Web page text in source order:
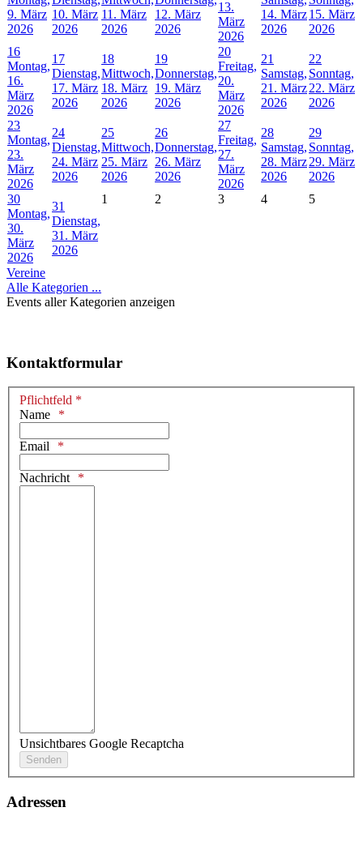
9. März
2026
10. März
2026
11. März
2026
12. März
2026
13.
März
2026
14. März
2026
15. März
2026
16
Montag,
16.
März
2026
17
Dienstag,
17. März
2026
18
Mittwoch,
18. März
2026
19
Donnerstag,
19. März
2026
20
Freitag,
20.
März
2026
21
Samstag,
21. März
2026
22
Sonntag,
22. März
2026
23
Montag,
23.
März
2026
24
Dienstag,
24. März
2026
25
Mittwoch,
25. März
2026
26
Donnerstag,
26. März
2026
27
Freitag,
27.
März
2026
28
Samstag,
28. März
2026
29
Sonntag,
29. März
2026
30
Montag,
30.
März
2026
31
Dienstag,
31. März
2026
1 2 3 4 5
Vereine
Alle Kategorien ...
Events aller Kategorien anzeigen
Kontaktformular
Pflichtfeld *
Name
Email
Nachricht
Unsichtbares Google Recaptcha
Adressen